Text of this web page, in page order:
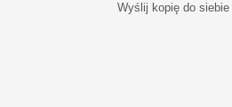
Wyślij kopię do siebie